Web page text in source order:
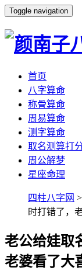
Toggle navigation
首页
八字算命
称骨算命
周易算命
测字算命
取名测算打
周公解梦
星座命理
四柱八字网 >
时打错了，
老公给娃取
老婆看了大